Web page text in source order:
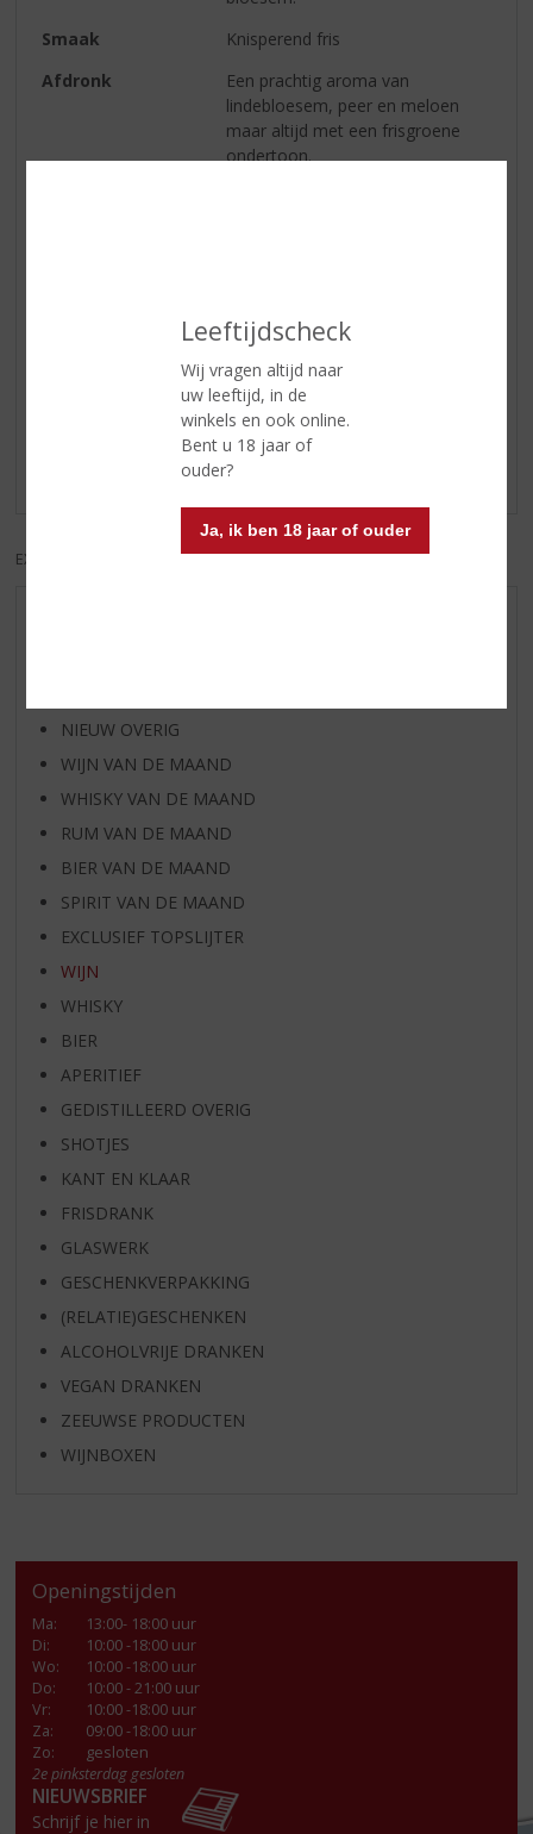
Leeftijdscheck
Wij vragen altijd naar
uw leeftijd, in de
winkels en ook online.
Bent u 18 jaar of
ouder?
Ja, ik ben 18 jaar of ouder
Smaak
Knisperend fris
Afdronk
Een prachtig aroma van
lindebloesem, peer en meloen
maar altijd met een frisgroene
ondertoon.
Schrijf een review
Er zijn nog geen reviews geplaatst voor dit product
EXCL. BTW INCL. BTW
NIEUW OVERIG
WIJN VAN DE MAAND
WHISKY VAN DE MAAND
RUM VAN DE MAAND
BIER VAN DE MAAND
SPIRIT VAN DE MAAND
EXCLUSIEF TOPSLIJTER
WIJN
WHISKY
BIER
APERITIEF
GEDISTILLEERD OVERIG
SHOTJES
KANT EN KLAAR
FRISDRANK
GLASWERK
GESCHENKVERPAKKING
(RELATIE)GESCHENKEN
ALCOHOLVRIJE DRANKEN
VEGAN DRANKEN
ZEEUWSE PRODUCTEN
WIJNBOXEN
Openingstijden
Ma:
13:00- 18:00 uur
Di:
10:00 -18:00 uur
Wo:
10:00 -18:00 uur
Do:
10:00 - 21:00 uur
Vr:
10:00 -18:00 uur
Za:
09:00 -18:00 uur
Zo:
gesloten
2e pinksterdag gesloten
NIEUWSBRIEF
Schrijf je hier in